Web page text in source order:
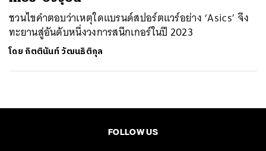
ชวนไขคำตอบว่าเหตุใดแบรนด์สปอร์ตแวร์อย่าง ‘Asics’ จึง
ทะยานสู่อันดับหนึ่งวงการสนีกเกอร์ในปี 2023
โดย กิตตินันท์ วัฒนธิติกุล
FOLLOW US